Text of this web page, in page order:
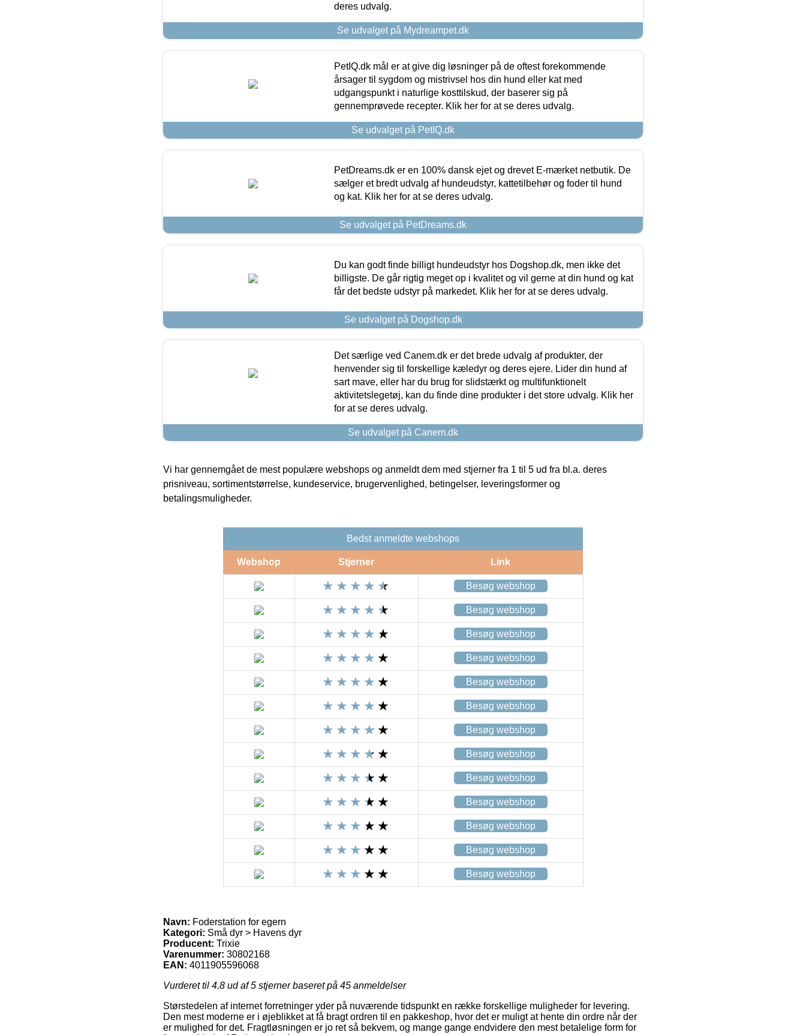
deres udvalg.
Se udvalget på Mydreampet.dk
PetIQ.dk mål er at give dig løsninger på de oftest forekommende
årsager til sygdom og mistrivsel hos din hund eller kat med
udgangspunkt i naturlige kosttilskud, der baserer sig på
gennemprøvede recepter. Klik her for at se deres udvalg.
Se udvalget på PetIQ.dk
PetDreams.dk er en 100% dansk ejet og drevet E-mærket netbutik. De
sælger et bredt udvalg af hundeudstyr, kattetilbehør og foder til hund
og kat. Klik her for at se deres udvalg.
Se udvalget på PetDreams.dk
Du kan godt finde billigt hundeudstyr hos Dogshop.dk, men ikke det
billigste. De går rigtig meget op i kvalitet og vil gerne at din hund og kat
får det bedste udstyr på markedet. Klik her for at se deres udvalg.
Se udvalget på Dogshop.dk
Det særlige ved Canem.dk er det brede udvalg af produkter, der
henvender sig til forskellige kæledyr og deres ejere. Lider din hund af
sart mave, eller har du brug for slidstærkt og multifunktionelt
aktivitetslegetøj, kan du finde dine produkter i det store udvalg. Klik her
for at se deres udvalg.
Se udvalget på Canem.dk
Vi har gennemgået de mest populære webshops og anmeldt dem med stjerner fra 1 til 5 ud fra bl.a. deres
prisniveau, sortimentstørrelse, kundeservice, brugervenlighed, betingelser, leveringsformer og
betalingsmuligheder.
Bedst anmeldte webshops
Webshop Stjerner Link
Besøg webshop
Besøg webshop
Besøg webshop
Besøg webshop
Besøg webshop
Besøg webshop
Besøg webshop
Besøg webshop
Besøg webshop
Besøg webshop
Besøg webshop
Besøg webshop
Besøg webshop
Navn: Foderstation for egern
Kategori: Små dyr > Havens dyr
Producent: Trixie
Varenummer: 30802168
EAN: 4011905596068
Vurderet til 4.8 ud af 5 stjerner baseret på 45 anmeldelser
Størstedelen af internet forretninger yder på nuværende tidspunkt en række forskellige muligheder for levering.
Den mest moderne er i øjeblikket at få bragt ordren til en pakkeshop, hvor det er muligt at hente din ordre når der
er mulighed for det. Fragtløsningen er jo ret så bekvem, og mange gange endvidere den mest betalelige form for